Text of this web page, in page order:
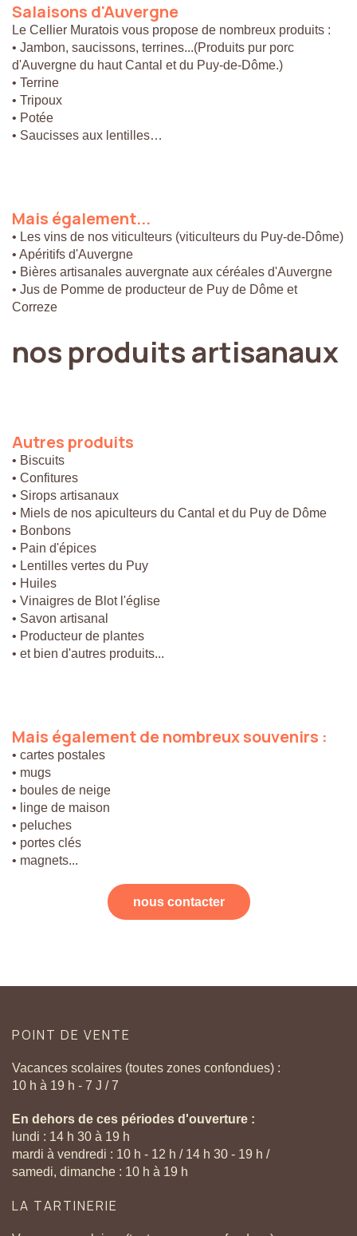
Salaisons d'Auvergne
Le Cellier Muratois vous propose de nombreux produits :
• Jambon, saucissons, terrines...(Produits pur porc
d'Auvergne du haut Cantal et du Puy-de-Dôme.)
• Terrine
• Tripoux
• Potée
• Saucisses aux lentilles…
Mais également...
• Les vins de nos viticulteurs (viticulteurs du Puy-de-Dôme)
• Apéritifs d'Auvergne
• Bières artisanales auvergnate aux céréales d'Auvergne
• Jus de Pomme de producteur de Puy de Dôme et
Correze
nos produitsartisanaux
Autres produits
• Biscuits
• Confitures
• Sirops artisanaux
• Miels de nos apiculteurs du Cantal et du Puy de Dôme
• Bonbons
• Pain d'épices
• Lentilles vertes du Puy
• Huiles
• Vinaigres de Blot l'église
• Savon artisanal
• Producteur de plantes
• et bien d'autres produits...
Mais égalementdenombreuxsouvenirs :
• cartes postales
• mugs
• boules de neige
• linge de maison
• peluches
• portes clés
• magnets...
nous contacter
POINT DE VENTE
Vacances scolaires (toutes zones confondues) :
10 h à 19 h - 7 J / 7
En dehors de ces périodes d'ouverture :
lundi : 14 h 30 à 19 h
mardi à vendredi : 10 h - 12 h / 14 h 30 - 19 h /
samedi, dimanche : 10 h à 19 h
LA TARTINERIE